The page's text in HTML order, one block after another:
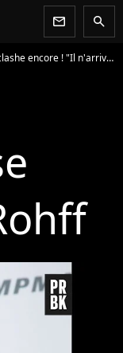
newsletter search
pas à dormir sans penser à moi" (VIDEO)